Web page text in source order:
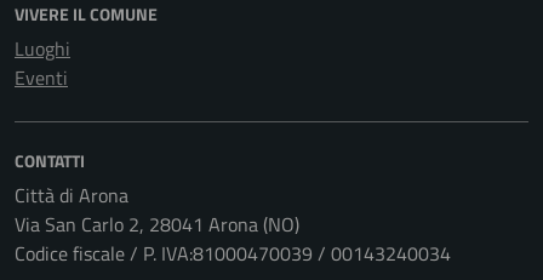
VIVERE IL COMUNE
Luoghi
Eventi
CONTATTI
Città di Arona
Via San Carlo 2, 28041 Arona (NO)
Codice fiscale / P. IVA:81000470039 / 00143240034